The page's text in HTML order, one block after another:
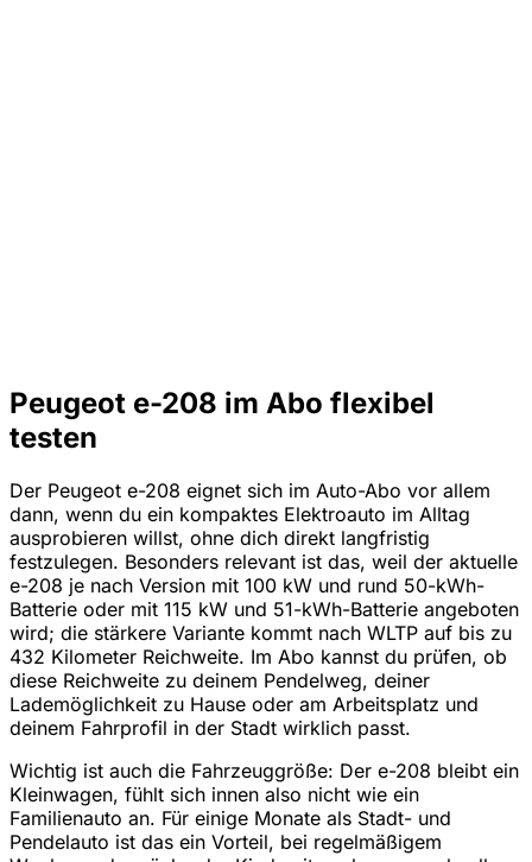
Peugeot e-208 im Abo flexibel
testen
Der Peugeot e-208 eignet sich im Auto-Abo vor allem
dann, wenn du ein kompaktes Elektroauto im Alltag
ausprobieren willst, ohne dich direkt langfristig
festzulegen. Besonders relevant ist das, weil der aktuelle
e-208 je nach Version mit 100 kW und rund 50-kWh-
Batterie oder mit 115 kW und 51-kWh-Batterie angeboten
wird; die stärkere Variante kommt nach WLTP auf bis zu
432 Kilometer Reichweite. Im Abo kannst du prüfen, ob
diese Reichweite zu deinem Pendelweg, deiner
Lademöglichkeit zu Hause oder am Arbeitsplatz und
deinem Fahrprofil in der Stadt wirklich passt.
Wichtig ist auch die Fahrzeuggröße: Der e-208 bleibt ein
Kleinwagen, fühlt sich innen also nicht wie ein
Familienauto an. Für einige Monate als Stadt- und
Pendelauto ist das ein Vorteil, bei regelmäßigem